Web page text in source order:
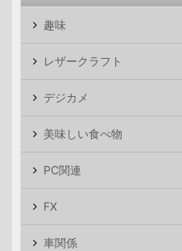
趣味
レザークラフト
デジカメ
美味しい食べ物
PC関連
FX
車関係